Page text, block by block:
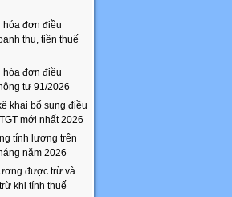
hóa đơn điều
thu, tiền thuế
hóa đơn điều
tư 91/2026
khai bổ sung điều
mới nhất 2026
tính lương trên
năm 2026
được trừ và
khi tính thuế